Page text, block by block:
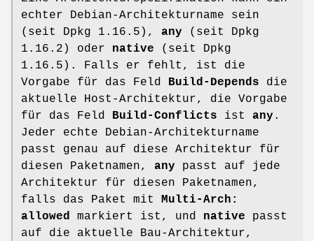
echter Debian-Architekturname sein
(seit Dpkg 1.16.5), any (seit Dpkg
1.16.2) oder native (seit Dpkg
1.16.5). Falls er fehlt, ist die
Vorgabe für das Feld Build-Depends die
aktuelle Host-Architektur, die Vorgabe
für das Feld Build-Conflicts ist any .
Jeder echte Debian-Architekturname
passt genau auf diese Architektur für
diesen Paketnamen, any passt auf jede
Architektur für diesen Paketnamen,
falls das Paket mit Multi-Arch:
allowed markiert ist, und native passt
auf die aktuelle Bau-Architektur,